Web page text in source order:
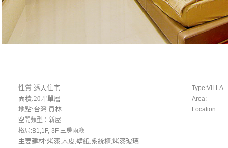
性質:透天住宅 Type:VILLA
面積:20坪單層 Area:
地點:台灣 員林
Location:
空間類型：新屋
格局:B1,1F,-3F 三房兩廳
主要建材:烤漆,木皮,壁紙,系統櫃,烤漆玻璃